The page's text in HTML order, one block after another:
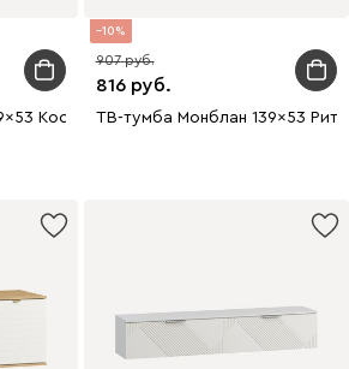
Косы Белый
10
816
907
ТВ-тумба Монблан 139x53